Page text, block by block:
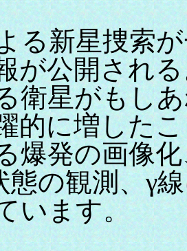
新星捜索が
が公開され
衛星がもし
的に増した
爆発の画像
態の観測、γ
います。